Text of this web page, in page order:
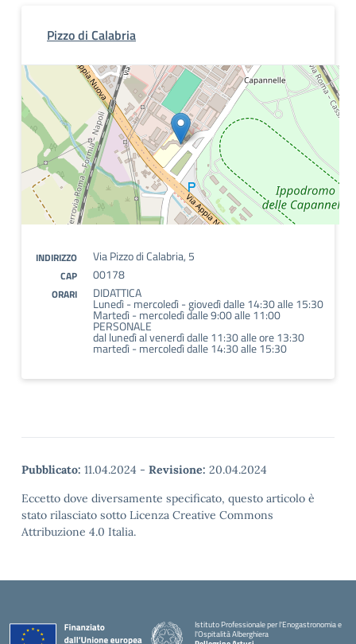
Pizzo di Calabria
INDIRIZZO Via Pizzo di Calabria, 5
CAP 00178
ORARI DIDATTICA
Lunedì - mercoledì - giovedì dalle 14:30 alle 15:30
Martedì - mercoledì dalle 9:00 alle 11:00
PERSONALE
dal lunedì al venerdì dalle 11:30 alle ore 13:30
martedì - mercoledì dalle 14:30 alle 15:30
Pubblicato: 11.04.2024 - Revisione: 20.04.2024
Eccetto dove diversamente specificato, questo articolo è
stato rilasciato sotto Licenza Creative Commons
Attribuzione 4.0 Italia.
Istituto Professionale per l'Enogastronomia e
l'Ospitalità Alberghiera